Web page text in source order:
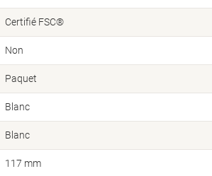
Certifié FSC®
Non
Paquet
Blanc
Blanc
117 mm